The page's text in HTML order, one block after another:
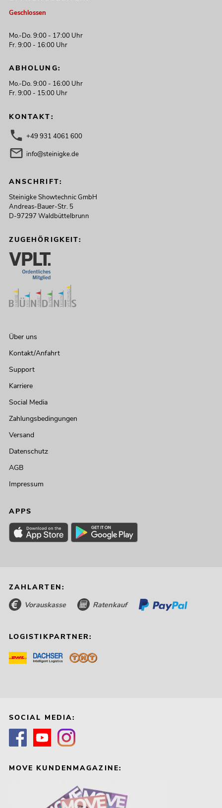
Geschlossen
Mo.-Do. 9:00 - 17:00 Uhr
Fr. 9:00 - 16:00 Uhr
ABHOLUNG:
Mo.-Do. 9:00 - 16:00 Uhr
Fr. 9:00 - 15:00 Uhr
KONTAKT:
+49 931 4061 600
info@steinigke.de
ANSCHRIFT:
Steinigke Showtechnic GmbH
Andreas-Bauer-Str. 5
D-97297 Waldbüttelbrunn
ZUGEHÖRIGKEIT:
Über uns
Kontakt/Anfahrt
Support
Karriere
Social Media
Zahlungsbedingungen
Versand
Datenschutz
AGB
Impressum
APPS
ZAHLARTEN:
Vorauskasse Ratenkauf
LOGISTIKPARTNER:
SOCIAL MEDIA:
MOVE KUNDENMAGAZINE: